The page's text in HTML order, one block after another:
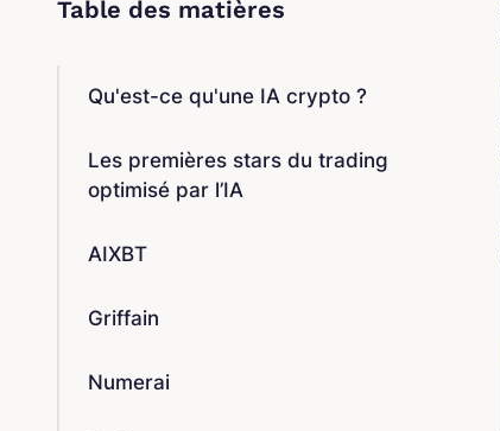
Qu'est-ce qu'une IA crypto ?
Les premières stars du trading
optimisé par l’IA
AIXBT
Griffain
Numerai